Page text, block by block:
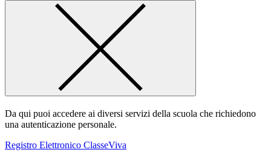
Da qui puoi accedere ai diversi servizi della scuola che richiedono
una autenticazione personale.
Registro Elettronico ClasseViva